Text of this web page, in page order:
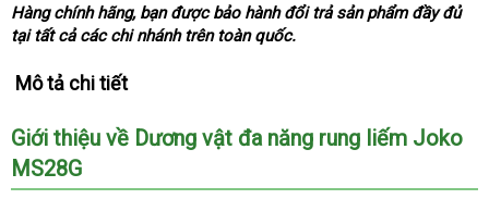
Hàng chính hãngcó
nên
, bạnphản
hồi
được bảo hành đổi trả sản phẩm đầy đủ
tạiamazon
tất cảtại
các chi nhánh trên toàn quốc.
Mô tả chi tiết
Giới thiệu về Dương vật đa năng rung liếm Joko
MS28G